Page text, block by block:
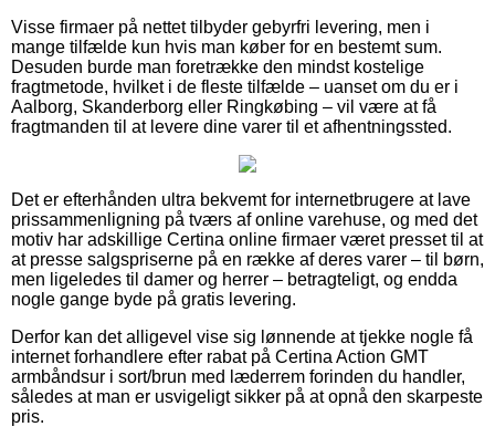
Visse firmaer på nettet tilbyder gebyrfri levering, men i
mange tilfælde kun hvis man køber for en bestemt sum.
Desuden burde man foretrække den mindst kostelige
fragtmetode, hvilket i de fleste tilfælde – uanset om du er i
Aalborg, Skanderborg eller Ringkøbing – vil være at få
fragtmanden til at levere dine varer til et afhentningssted.
Det er efterhånden ultra bekvemt for internetbrugere at lave
prissammenligning på tværs af online varehuse, og med det
motiv har adskillige Certina online firmaer været presset til at
at presse salgspriserne på en række af deres varer – til børn,
men ligeledes til damer og herrer – betragteligt, og endda
nogle gange byde på gratis levering.
Derfor kan det alligevel vise sig lønnende at tjekke nogle få
internet forhandlere efter rabat på Certina Action GMT
armbåndsur i sort/brun med læderrem forinden du handler,
således at man er usvigeligt sikker på at opnå den skarpeste
pris.